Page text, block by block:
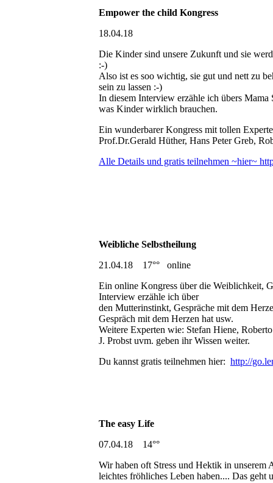
Empower the child Kongress
18.04.18
Die Kinder sind unsere Zukunft und sie
:-)
Also ist es soo wichtig, sie gut und nett zu
sein zu lassen :-)
In diesem Interview erzähle ich übers
was Kinder wirklich brauchen.
Ein wunderbarer Kongress mit tollen
Prof.Dr.Gerald Hüther, Hans Peter Greb,
Alle Details und gratis teilnehmen ~hier~
Weibliche Selbstheilung
21.04.18 17°° online
Ein online Kongress über die Weiblichkeit,
Interview erzähle ich über
den Mutterinstinkt, Gespräche mit dem
Gespräch mit dem Herzen hat usw.
Weitere Experten wie: Stefan Hiene,
J. Probst uvm. geben ihr Wissen weiter.
Du kannst gratis teilnehmen hier: http://
The easy Life
07.04.18 14°°
Wir haben oft Stress und Hektik in unserem
leichtes fröhliches Leben haben.... Das geht